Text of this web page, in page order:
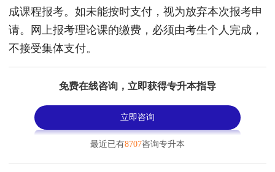
成课程报考。如未能按时支付，视为放弃本次报考申
请。网上报考理论课的缴费，必须由考生个人完成，
不接受集体支付。
免费在线咨询，立即获得专升本指导
立即咨询
最近已有8707咨询专升本